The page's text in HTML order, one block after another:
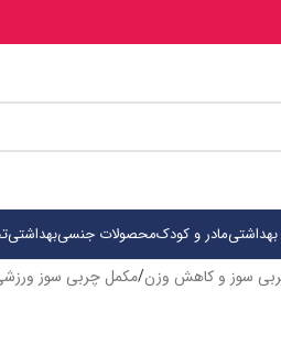
مادر و کودکمحصولات جنسیبهداشتی
سوز و کاهش وزن/مکمل چربی سوز